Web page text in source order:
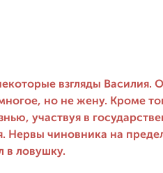
взгляды Василия.
но не жену. Кроме
участвуя в
Нервы чиновника на
в ловушку.